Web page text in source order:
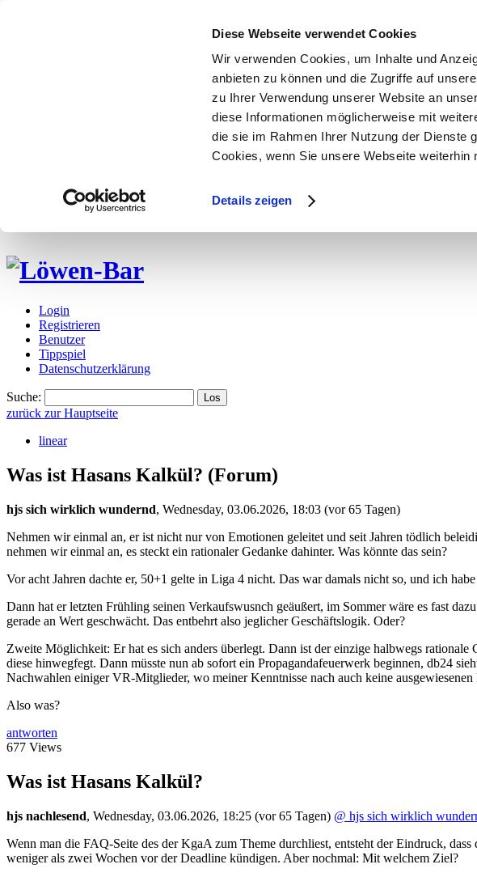
Diese Webseite verwendet Cookies
Wir verwenden Cookies, um Inhalte und
anbieten zu können und die Zugriffe auf
zu Ihrer Verwendung unserer Website an
diese Informationen möglicherweise mit
die sie im Rahmen Ihrer Nutzung der Dienste
Cookies, wenn Sie unsere Webseite weiterhin
Details zeigen
Login
Registrieren
Benutzer
Tippspiel
Datenschutzerklärung
Suche:
zurück zur Hauptseite
linear
Was ist Hasans Kalkül? (Forum)
hjs sich wirklich wundernd, Wednesday, 03.06.2026, 18:03 (vor 65 Tagen)
Nehmen wir einmal an, er ist nicht nur von Emotionen geleitet und seit Jahren tödlich
nehmen wir einmal an, es steckt ein rationaler Gedanke dahinter. Was könnte das sein?
Vor acht Jahren dachte er, 50+1 gelte in Liga 4 nicht. Das war damals nicht so, und ich
Dann hat er letzten Frühling seinen Verkaufswusnch geäußert, im Sommer wäre es fast
gerade an Wert geschwächt. Das entbehrt also jeglicher Geschäftslogik. Oder?
Zweite Möglichkeit: Er hat es sich anders überlegt. Dann ist der einzige halbwegs
diese hinwegfegt. Dann müsste nun ab sofort ein Propagandafeuerwerk beginnen, db24
Nachwahlen einiger VR-Mitglieder, wo meiner Kenntnisse nach auch keine ausgewiesenen
Also was?
antworten
677 Views
Was ist Hasans Kalkül?
hjs nachlesend, Wednesday, 03.06.2026, 18:25 (vor 65 Tagen) @ hjs sich wirklich
Wenn man die FAQ-Seite des der KgaA zum Theme durchliest, entsteht der Eindruck,
weniger als zwei Wochen vor der Deadline kündigen. Aber nochmal: Mit welchem Ziel?